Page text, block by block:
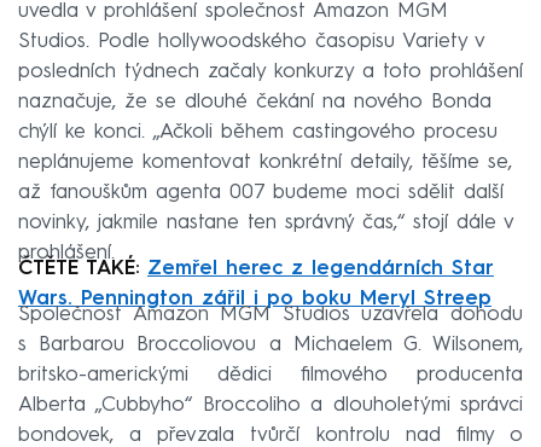
uvedla v prohlášení společnost Amazon MGM
Studios. Podle hollywoodského časopisu Variety v
posledních týdnech začaly konkurzy a toto prohlášení
naznačuje, že se dlouhé čekání na nového Bonda
chýlí ke konci. „Ačkoli během castingového procesu
neplánujeme komentovat konkrétní detaily, těšíme se,
až fanouškům agenta 007 budeme moci sdělit další
novinky, jakmile nastane ten správný čas,“ stojí dále v
prohlášení.
ČTĚTE TAKÉ: Zemřel herec z legendárních Star
Wars. Pennington zářil i po boku Meryl Streep
Společnost Amazon MGM Studios uzavřela dohodu
s Barbarou Broccoliovou a Michaelem G. Wilsonem,
britsko-americkými dědici filmového producenta
Alberta „Cubbyho“ Broccoliho a dlouholetými správci
bondovek, a převzala tvůrčí kontrolu nad filmy o